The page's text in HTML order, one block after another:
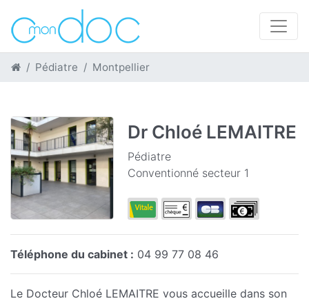
Pédiatre Montpellier
Dr Chloé LEMAITRE
Pédiatre
Conventionné secteur 1
Téléphone du cabinet : 04 99 77 08 46
Le Docteur Chloé LEMAITRE vous accueille dans son